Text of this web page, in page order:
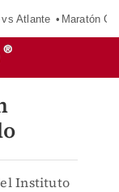
Atlante Maratón
Instituto